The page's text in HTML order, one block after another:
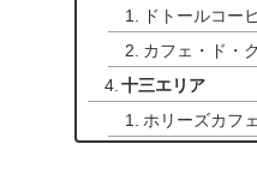
ドトールコー
カフェ・ド・
十三エリア
ホリーズカフ